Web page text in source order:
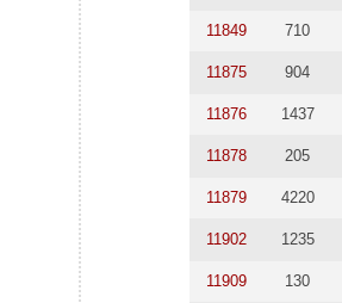
11849 710
11875 904
11876 1437
11878 205
11879 4220
11902 1235
11909 130